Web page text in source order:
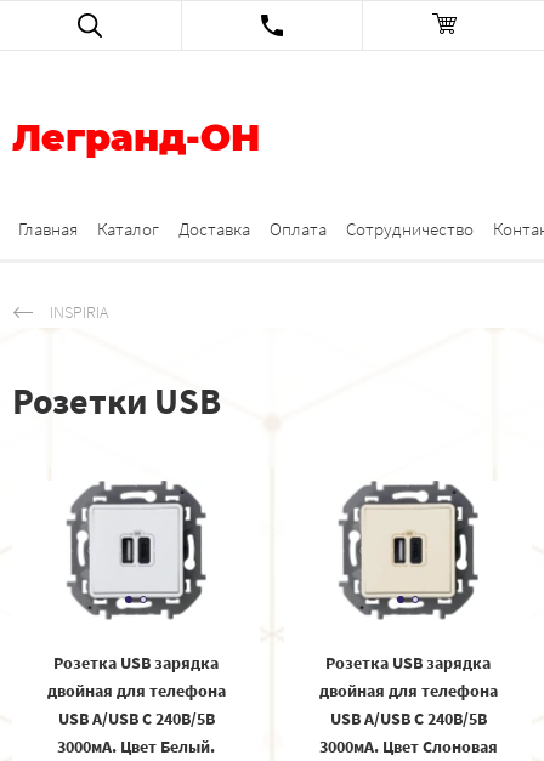
Легранд-ОН
Главная Каталог Доставка Оплата Сотрудничество
INSPIRIA
Розетки USB
Розетка USB зарядка
двойная для телефона
USB A/USB C 240В/5В
3000мА. Цвет Белый.
Розетка USB зарядка
двойная для телефона
USB A/USB C 240В/5В
3000мА. Цвет Слоновая